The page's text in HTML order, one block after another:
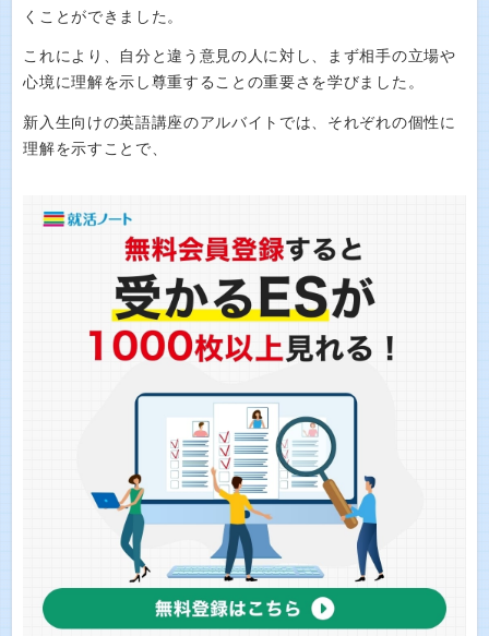
くことができました。
これにより、自分と違う意見の人に対し、まず相手の立場や
心境に理解を示し尊重することの重要さを学びました。
新入生向けの英語講座のアルバイトでは、それぞれの個性に
理解を示すことで、